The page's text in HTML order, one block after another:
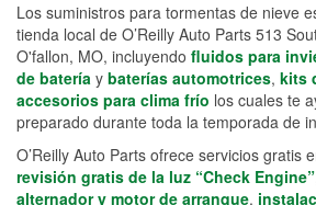
Los suministros para tormentas de nieve
tienda local de O’Reilly Auto Parts 513
O'fallon, MO, incluyendo fluidos para
de batería y baterías automotrices, kits
accesorios para clima frío los cuales te
preparado durante toda la temporada de
O’Reilly Auto Parts ofrece servicios gratis
revisión gratis de la luz “Check Engine”
alternador y motor de arranque,